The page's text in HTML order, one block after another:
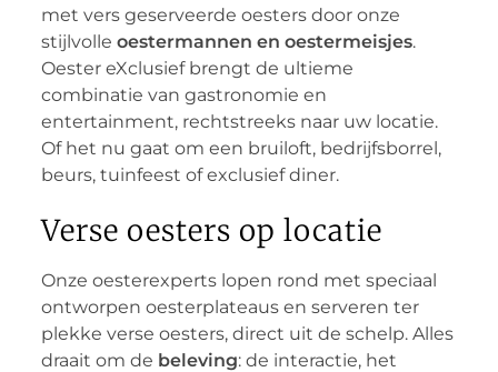
met vers geserveerde oesters door onze
stijlvolle oestermannen en oestermeisjes.
Oester eXclusief brengt de ultieme
combinatie van gastronomie en
entertainment, rechtstreeks naar uw locatie.
Of het nu gaat om een bruiloft, bedrijfsborrel,
beurs, tuinfeest of exclusief diner.
Verse oesters op locatie
Onze oesterexperts lopen rond met speciaal
ontworpen oesterplateaus en serveren ter
plekke verse oesters, direct uit de schelp. Alles
draait om de beleving: de interactie, het